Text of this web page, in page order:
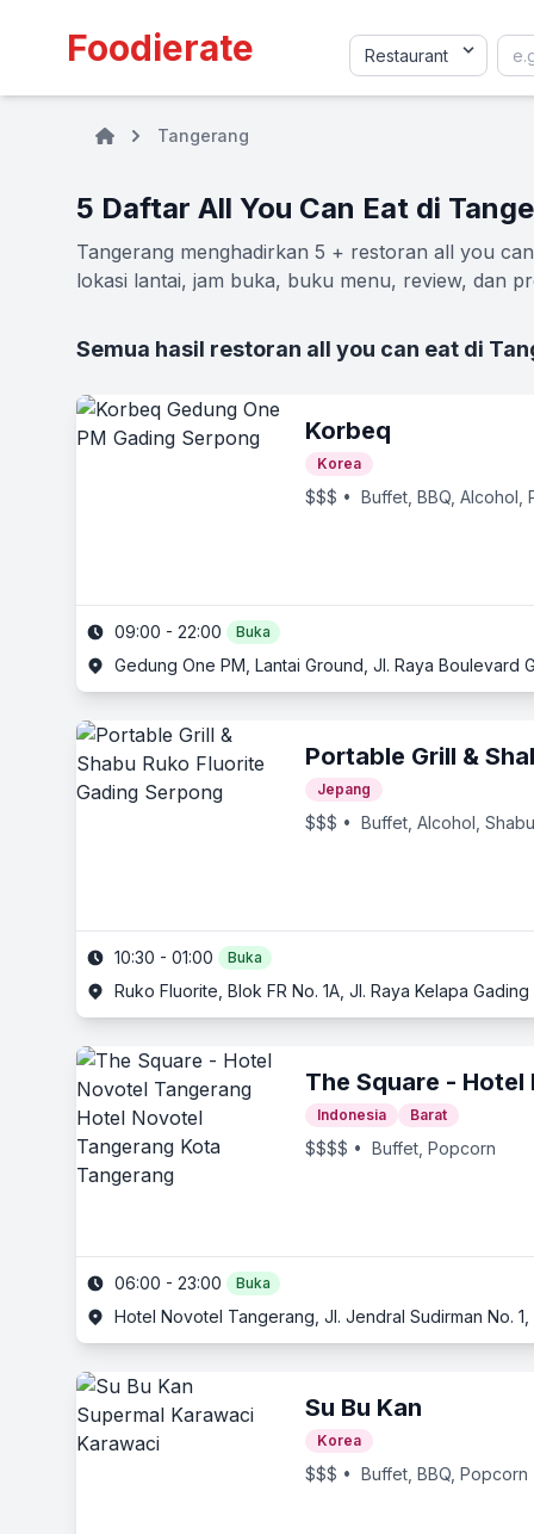
Foodierate
Tangerang
5 Daftar All You Can Eat di
Tangerang menghadirkan 5 + restoran all you
lokasi lantai, jam buka, buku menu, review, dan
Semua hasil restoran all you can eat di
Korbeq
Korea
$$$ • Buffet, BBQ, Alcohol,
09:00 - 22:00 Buka
Gedung One PM, Lantai Ground, Jl. Raya
Portable Grill &
Jepang
$$$ • Buffet, Alcohol,
10:30 - 01:00 Buka
Ruko Fluorite, Blok FR No. 1A, Jl. Raya Kelapa
The Square -
Indonesia Barat
$$$$ • Buffet, Popcorn
06:00 - 23:00 Buka
Hotel Novotel Tangerang, Jl. Jendral Sudirman No.
Su Bu Kan
Korea
$$$ • Buffet, BBQ, Popcorn